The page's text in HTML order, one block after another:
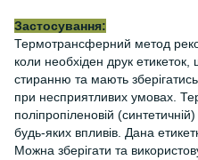
Застосування:
Термотрансферний метод
коли необхіден друк
стиранню та мають
при несприятливих умовах.
поліпропіленовій
будь-яких впливів. Дана
Можна зберігати та